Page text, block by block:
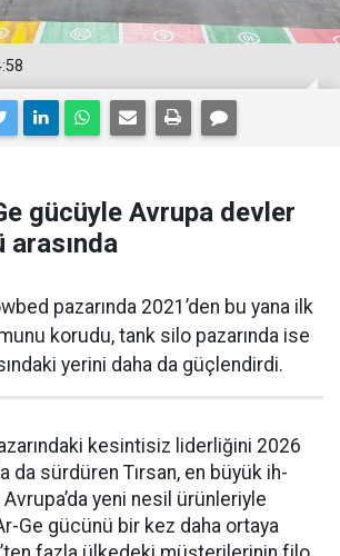
gücüyle Avrupa devler
arasında
pazarında 2021’den bu yana ilk
korudu, tank silo pazarında ise
yerini daha da güçlen­dirdi.
kesintisiz liderliğini 2026
da sürdüren Tırsan, en büyük ih­
yeni nesil ürünleriyle
Ge gücünü bir kez daha orta­ya